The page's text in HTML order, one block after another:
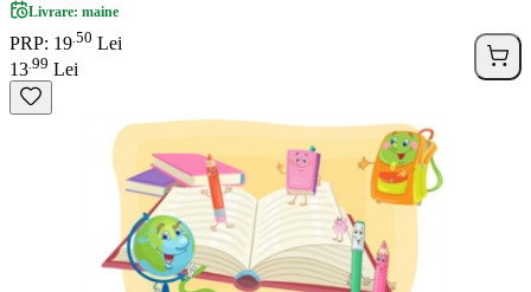
Livrare: maine
PRP: 19 50 Lei
13 99 Lei